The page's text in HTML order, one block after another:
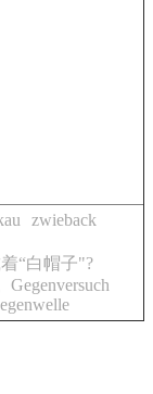
zwieback
“白帽子"?
Gegenversuch